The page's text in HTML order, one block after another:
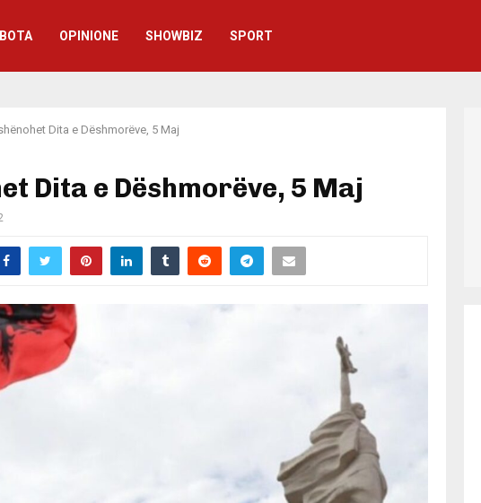
BOTA OPINIONE SHOWBIZ SPORT
Dita e Dëshmorëve, 5 Maj
Dita e Dëshmorëve, 5 Maj